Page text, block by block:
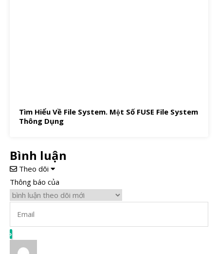
Tìm Hiểu Về File System. Một Số FUSE File System
Thông Dụng
Bình luận
Theo dõi
Thông báo của